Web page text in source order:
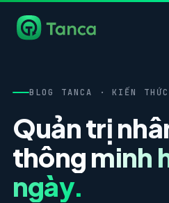
BLOG TANCA · KIẾN
Quản trị
thông minh
ngày.